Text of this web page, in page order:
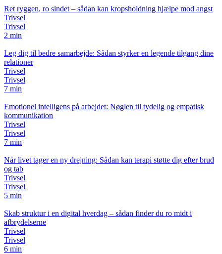
Ret ryggen, ro sindet – sådan kan kropsholdning hjælpe mod angst
Trivsel
Trivsel
2 min
Leg dig til bedre samarbejde: Sådan styrker en legende tilgang dine
relationer
Trivsel
Trivsel
7 min
Emotionel intelligens på arbejdet: Nøglen til tydelig og empatisk
kommunikation
Trivsel
Trivsel
7 min
Når livet tager en ny drejning: Sådan kan terapi støtte dig efter brud
og tab
Trivsel
Trivsel
5 min
Skab struktur i en digital hverdag – sådan finder du ro midt i
afbrydelserne
Trivsel
Trivsel
6 min